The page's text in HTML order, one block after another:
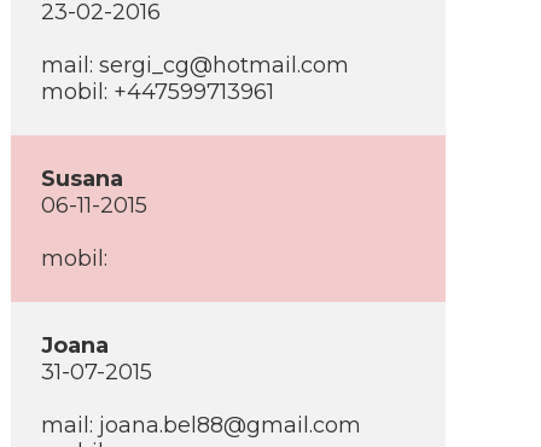
23-02-2016
mail: sergi_cg@hotmail.com
mobil: +447599713961
Susana
06-11-2015
mobil:
Joana
31-07-2015
mail: joana.bel88@gmail.com